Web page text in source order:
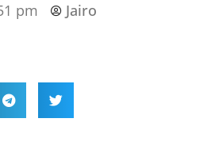
pm Jairo